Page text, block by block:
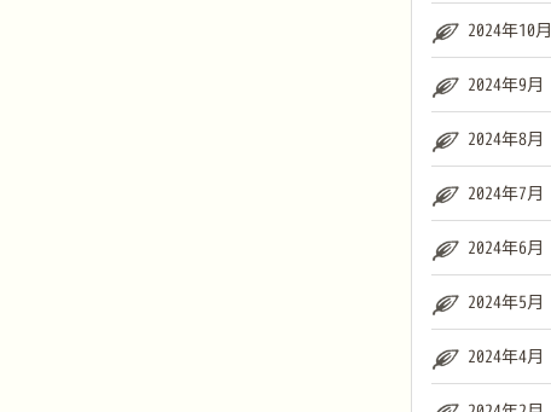
2024年10月
2024年9月
2024年8月
2024年7月
2024年6月
2024年5月
2024年4月